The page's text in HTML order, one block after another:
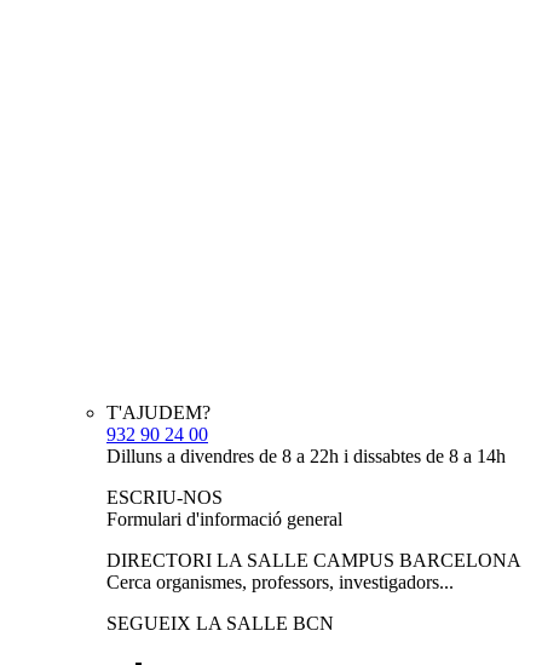
T'AJUDEM?
932 90 24 00
Dilluns a divendres de 8 a 22h i dissabtes de 8 a 14h
ESCRIU-NOS
Formulari d'informació general
DIRECTORI LA SALLE CAMPUS BARCELONA
Cerca organismes, professors, investigadors...
SEGUEIX LA SALLE BCN